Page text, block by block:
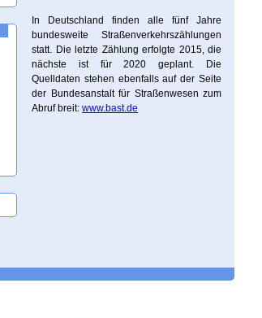
In Deutschland finden alle fünf Jahre
bundesweite Straßenverkehrszählungen
statt. Die letzte Zählung erfolgte 2015, die
nächste ist für 2020 geplant. Die
Quelldaten stehen ebenfalls auf der Seite
der Bundesanstalt für Straßenwesen zum
Abruf breit: www.bast.de